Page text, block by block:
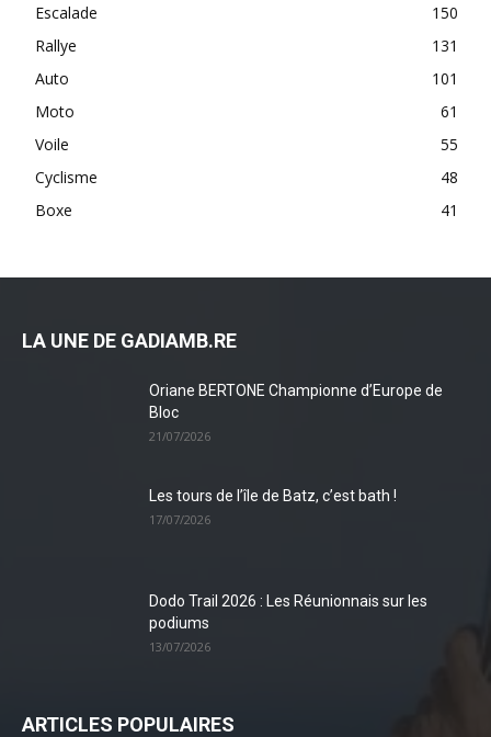
Escalade
150
Rallye
131
Auto
101
Moto
61
Voile
55
Cyclisme
48
Boxe
41
LA UNE DE GADIAMB.RE
Oriane BERTONE Championne d’Europe de
Bloc
21/07/2026
Les tours de l’île de Batz, c’est bath !
17/07/2026
Dodo Trail 2026 : Les Réunionnais sur les
podiums
13/07/2026
ARTICLES POPULAIRES